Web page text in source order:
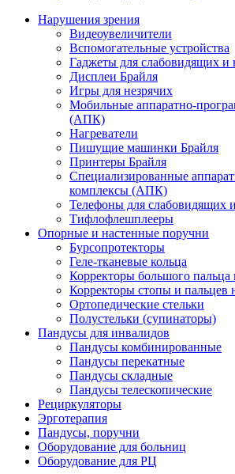
Нарушения зрения
Видеоувеличители
Вспомогательные устройства
Гаджеты для слабовидящих и
Дисплеи Брайля
Игры для незрячих
Мобильные аппаратно-
(АПК)
Нагреватели
Пишущие машинки Брайля
Принтеры Брайля
Специализированные
комплексы (АПК)
Телефоны для слабовидящих
Тифлофлешплееры
Опорные и настенные поручни
Бурсопротекторы
Геле-тканевые кольца
Корректоры большого пальца
Корректоры стопы и пальцев
Ортопедические стельки
Полустельки (супинаторы)
Пандусы для инвалидов
Пандусы комбинированные
Пандусы перекатные
Пандусы складные
Пандусы телескопические
Рециркуляторы
Эрготерапия
Пандусы, поручни
Оборудование для больниц
Оборудование для РЦ